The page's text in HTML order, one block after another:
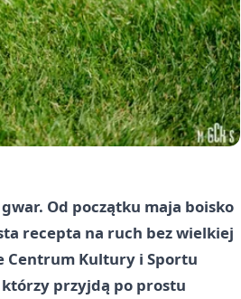
Od początku maja boisko
recepta na ruch bez wielkiej
Centrum Kultury i Sportu
przyjdą po prostu